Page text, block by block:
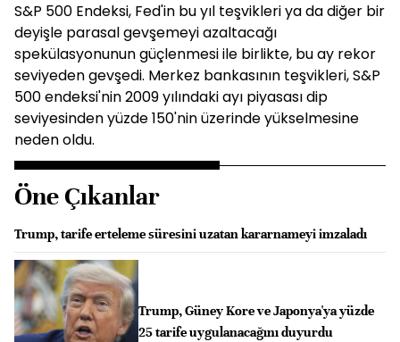
S&P 500 Endeksi, Fed'in bu yıl teşvikleri ya da diğer bir
deyişle parasal gevşemeyi azaltacağı
spekülasyonunun güçlenmesi ile birlikte, bu ay rekor
seviyeden gevşedi. Merkez bankasının teşvikleri, S&P
500 endeksi'nin 2009 yılındaki ayı piyasası dip
seviyesinden yüzde 150'nin üzerinde yükselmesine
neden oldu.
Öne Çıkanlar
Trump, tarife erteleme süresini uzatan kararnameyi imzaladı
Trump, Güney Kore ve Japonya'ya yüzde
25 tarife uygulanacağını duyurdu